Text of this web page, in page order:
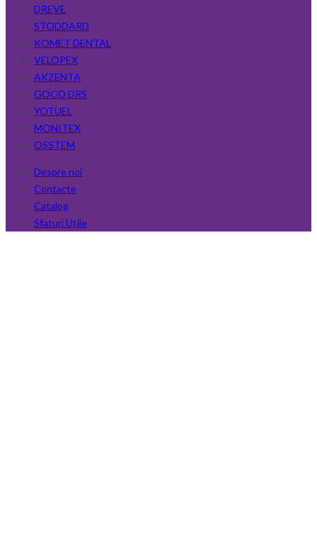
DREVE
STODDARD
KOMET DENTAL
VELOPEX
AKZENTA
GOOD DRS
YOTUEL
MONITEX
OSSTEM
Despre noi
Contacte
Catalog
Sfaturi Utile